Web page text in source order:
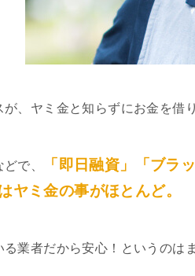
、ヤミ金と知らずにお金を借
で、
「即日融資」「ブラ
ヤミ金の事がほとんど。
業者だから安心！というのは